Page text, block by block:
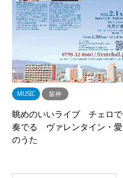
MUSIC 阪神
眺めのいいライブ チェロで
奏でる ヴァレンタイン・愛
のうた